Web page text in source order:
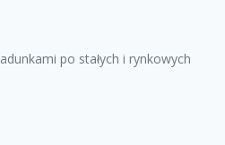
po stałych i rynkowych